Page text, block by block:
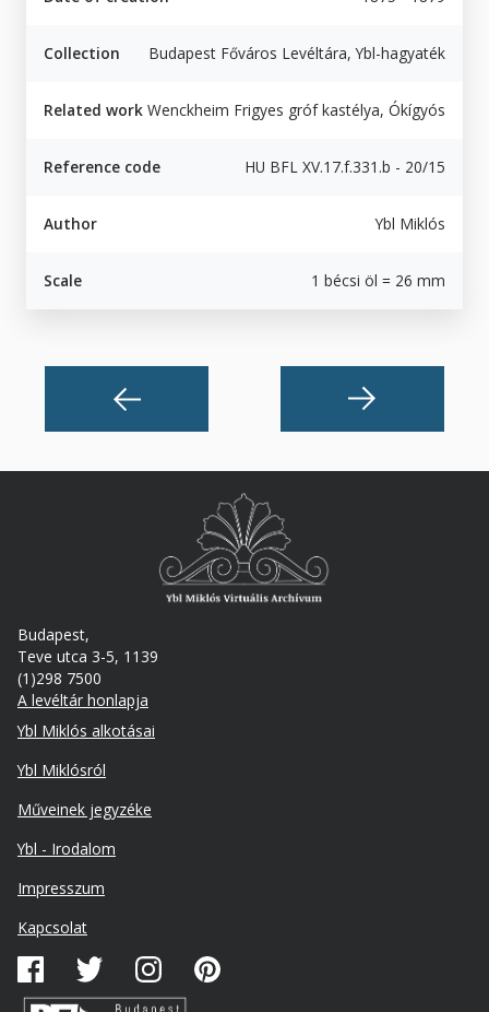
Collection Budapest Főváros Levéltára, Ybl-hagyaték
Related work Wenckheim Frigyes gróf kastélya, Ókígyós
Reference code HU BFL XV.17.f.331.b - 20/15
Author Ybl Miklós
Scale 1 bécsi öl = 26 mm
Budapest,
Teve utca 3-5, 1139
(1)298 7500
A levéltár honlapja
Footer
Ybl Miklós alkotásai
Ybl Miklósról
Műveinek jegyzéke
Ybl - Irodalom
Lábléc
másodlagos
Impresszum
Kapcsolat
Közösségi
média